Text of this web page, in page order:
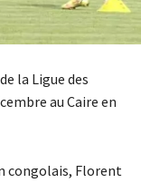
la Ligue des
au Caire en
congolais, Florent